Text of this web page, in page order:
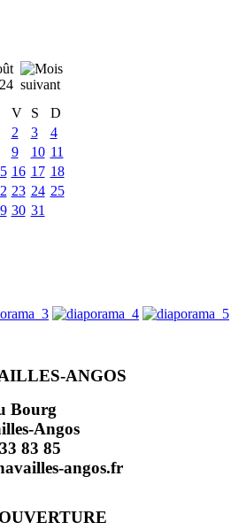
V S
D
2 3
4
9 10 11
16 17 18
23 24 25
30 31
ANGOS
Bourg
Angos
83 85
angos.fr